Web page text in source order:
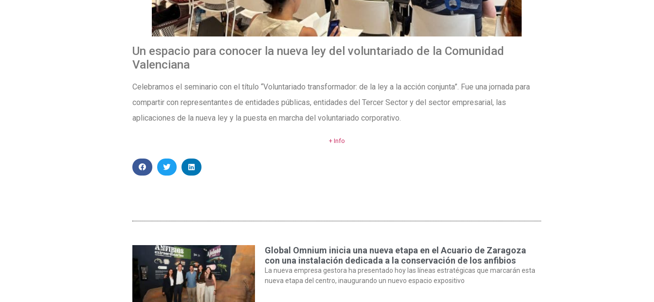
Un espacio para conocer la nueva ley del voluntariado de la Comunidad
Valenciana
Celebramos el seminario con el título “Voluntariado transformador: de la ley a la acción conjunta”. Fue una jornada para
compartir con representantes de entidades públicas, entidades del Tercer Sector y del sector empresarial, las
aplicaciones de la nueva ley y la puesta en marcha del voluntariado corporativo.
+ Info
Global Omnium inicia una nueva etapa en el Acuario de Zaragoza
con una instalación dedicada a la conservación de los anfibios
La nueva empresa gestora ha presentado hoy las líneas estratégicas que marcarán esta
nueva etapa del centro, inaugurando un nuevo espacio expositivo